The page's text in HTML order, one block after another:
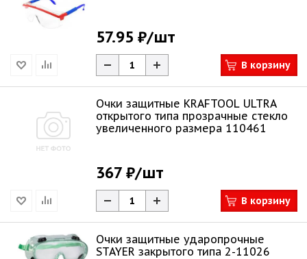
57.95 ₽/шт
В корзину
Очки защитные KRAFTOOL ULTRA
открытого типа прозрачные стекло
увеличенного размера 110461
367 ₽/шт
В корзину
Очки защитные ударопрочные
STAYER закрытого типа 2-11026